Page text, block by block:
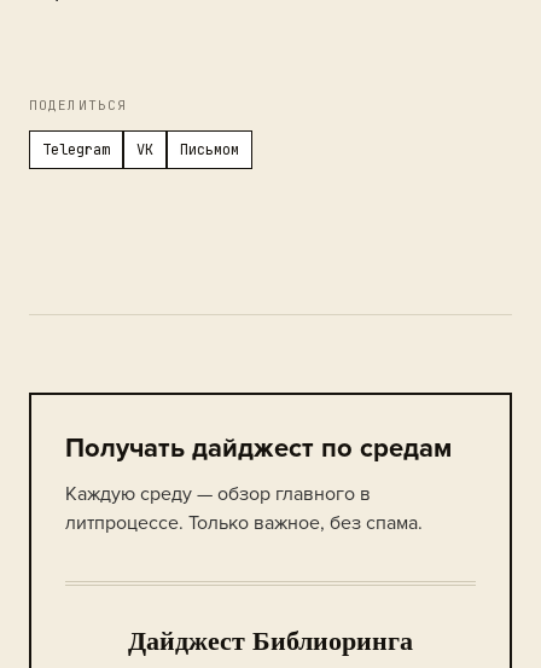
ПОДЕЛИТЬСЯ
Telegram VK Письмом
Получать дайджест по средам
Каждую среду — обзор главного в
литпроцессе. Только важное, без спама.
Дайджест Библиоринга